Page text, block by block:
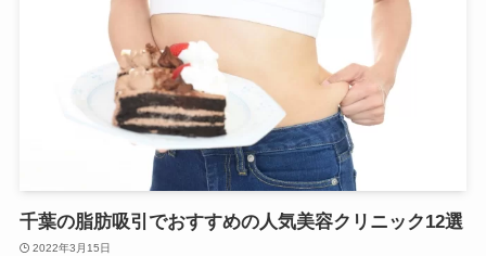
千葉の脂肪吸引でおすすめの人気美容クリニック12選
2022年3月15日